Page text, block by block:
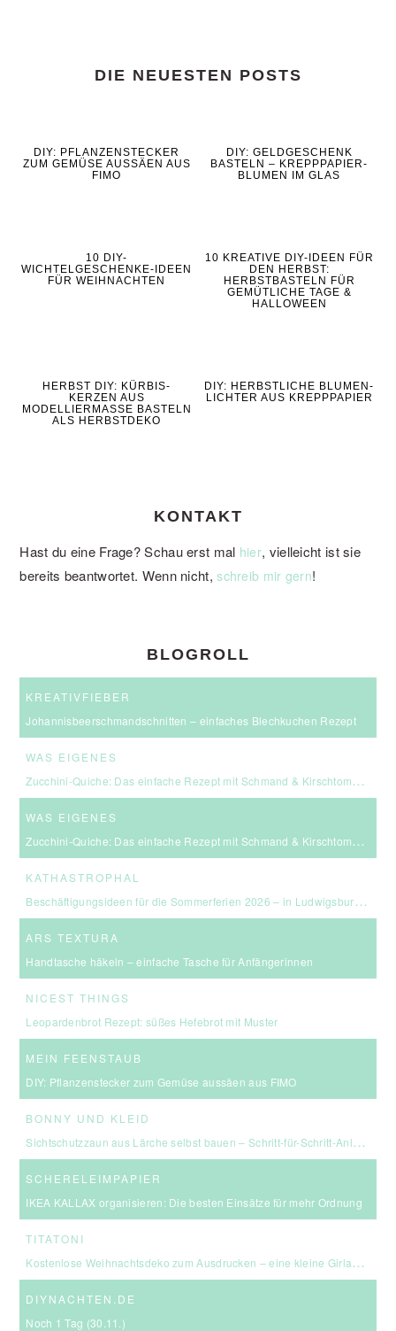
DIE NEUESTEN POSTS
DIY: PFLANZENSTECKER
ZUM GEMÜSE AUSSÄEN AUS
FIMO
DIY: GELDGESCHENK
BASTELN – KREPPPAPIER-
BLUMEN IM GLAS
10 DIY-
WICHTELGESCHENKE-IDEEN
FÜR WEIHNACHTEN
10 KREATIVE DIY-IDEEN FÜR
DEN HERBST:
HERBSTBASTELN FÜR
GEMÜTLICHE TAGE &
HALLOWEEN
HERBST DIY: KÜRBIS-
KERZEN AUS
MODELLIERMASSE BASTELN
ALS HERBSTDEKO
DIY: HERBSTLICHE BLUMEN-
LICHTER AUS KREPPPAPIER
KONTAKT
Hast du eine Frage? Schau erst mal hier, vielleicht ist sie
bereits beantwortet. Wenn nicht,schreib mir gern!
BLOGROLL
KREATIVFIEBER
Johannisbeerschmandschnitten – einfaches Blechkuchen Rezept
WAS EIGENES
Zucchini-Quiche: Das einfache Rezept mit Schmand & Kirschtomaten
WAS EIGENES
Zucchini-Quiche: Das einfache Rezept mit Schmand & Kirschtomaten
KATHASTROPHAL
Beschäftigungsideen für die Sommerferien 2026 – in Ludwigsburg, Stuttgart & Umgebung
ARS TEXTURA
Handtasche häkeln – einfache Tasche für Anfängerinnen
NICEST THINGS
Leopardenbrot Rezept: süßes Hefebrot mit Muster
MEIN FEENSTAUB
DIY: Pflanzenstecker zum Gemüse aussäen aus FIMO
BONNY UND KLEID
Sichtschutzzaun aus Lärche selbst bauen – Schritt-für-Schritt-Anleitung & Kosten
SCHERELEIMPAPIER
IKEA KALLAX organisieren: Die besten Einsätze für mehr Ordnung
TITATONI
Kostenlose Weihnachtsdeko zum Ausdrucken – eine kleine Girlande für euer Zuhause ☆
DIYNACHTEN.DE
Noch 1 Tag (30.11.)